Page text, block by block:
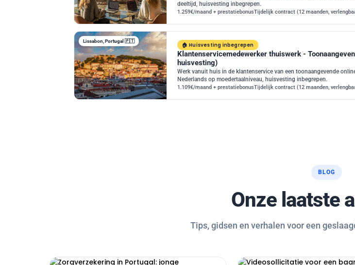
deeltijd, huisvesting inbegrepen.
1.259€/maand + prestatiebonusTijdelijk contract (12 maanden,
Lissabon, Portugal 🇵🇹
Huisvesting inbegrepen
Klantenservicemedewerker thuiswerk -
huisvesting)
Werk vanuit huis in de klantenservice van een toonaangevende
Nederlands op moedertaalniveau, huisvesting inbegrepen.
1.109€/maand + prestatiebonusTijdelijk contract (12 maanden,
BLOG
Onze laatste
Tips, gidsen en verhalen voor een